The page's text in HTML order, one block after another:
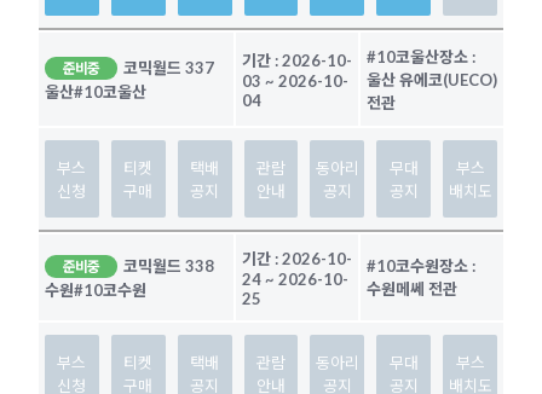
준비중
코믹월드 337
울산#10코울산
기간 :2026-10-
03 ~ 2026-10-
04
#10코울산장소 :
울산 유에코(UECO)
전관
부스
신청
티켓
구매
택배
공지
관람
안내
동아리
공지
무대
공지
부스
배치도
준비중
코믹월드 338
수원#10코수원
기간 :2026-10-
24~ 2026-10-
25
#10코수원장소 :
수원메쎄 전관
부스
신청
티켓
구매
택배
공지
관람
안내
동아리
공지
무대
공지
부스
배치도